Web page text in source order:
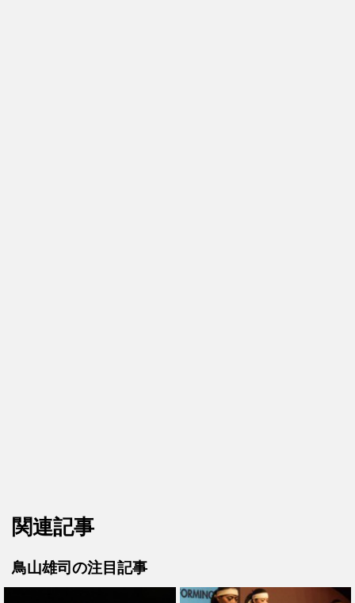
関連記事
鳥山雄司の注目記事